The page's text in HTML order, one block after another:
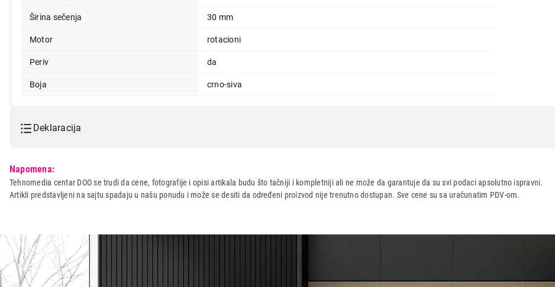
Širina sečenja 30 mm
Motor rotacioni
Periv da
Boja crno-siva
Deklaracija
Naziv i vrsta robe:
TRIMER
Uvoznik:
220-B D.O.O.
Napomena:
Tehnomedia centar DOO se trudi da cene, fotografije i opisi artikala budu što tačniji i kompletniji ali ne može da garantuje da su svi podaci apsolutno ispravni.
Artikli predstavljeni na sajtu spadaju u našu ponudu i može se desiti da određeni proizvod nije trenutno dostupan. Sve cene su sa uračunatim PDV-om.